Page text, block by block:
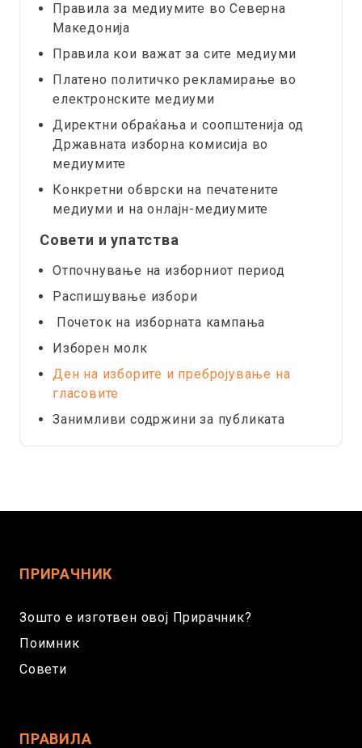
Правила за медиумите во Северна
Македонија
Правила кои важат за сите медиуми
Платено политичко рекламирање во
електронските медиуми
Директни обраќања и соопштенија од
Државната изборна комисија во
медиумите
Конкретни обврски на печатените
медиуми и на онлајн-медиумите
Совети и упатства
Отпочнување на изборниот период
Распишување избори
Почеток на изборната кампања
Изборен молк
Ден на изборите и пребројување на
гласовите
Занимливи содржини за публиката
ПРИРАЧНИК
Зошто е изготвен овој Прирачник?
Поимник
Совети
ПРАВИЛА